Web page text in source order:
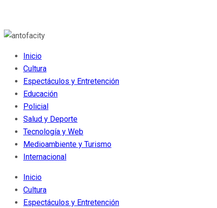
Inicio
Cultura
Espectáculos y Entretención
Educación
Policial
Salud y Deporte
Tecnología y Web
Medioambiente y Turismo
Internacional
Inicio
Cultura
Espectáculos y Entretención